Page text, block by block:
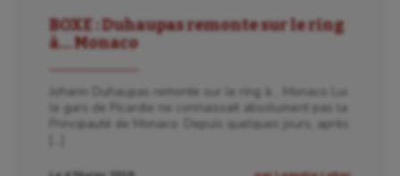
BOXE : Duhaupas remonte sur le ring
à… Monaco
Johann Duhaupas remonte sur le ring à… Monaco Lui
le gars de Picardie ne connaissait absolument pas la
Principauté de Monaco. Depuis quelques jours, après